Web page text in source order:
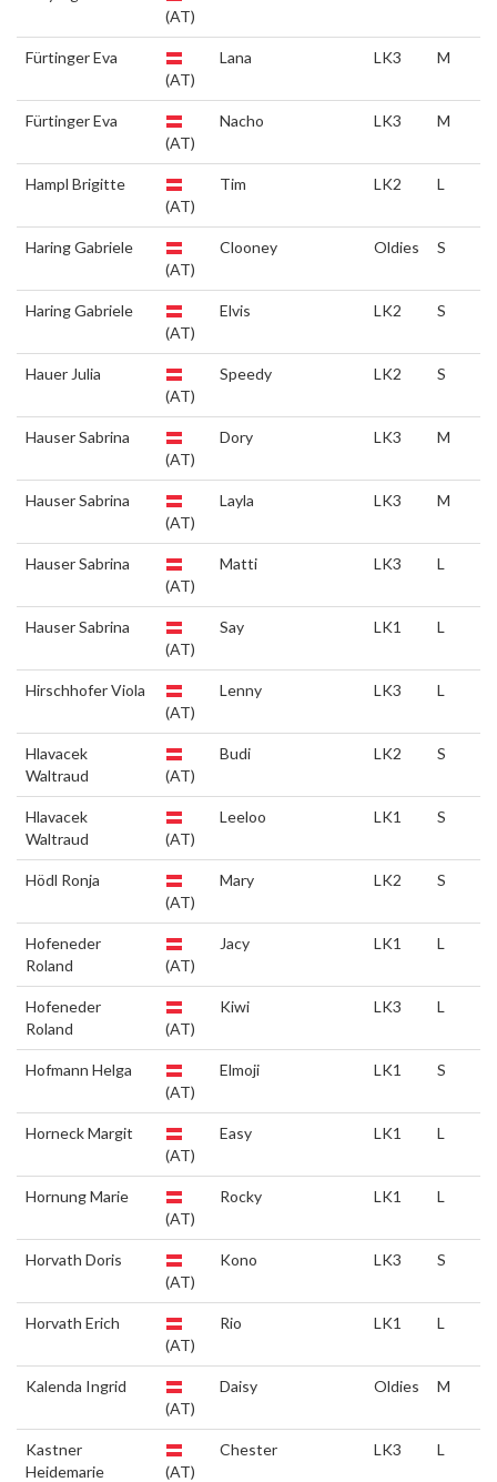
(AT)
Fürtinger Eva
(AT)
Lana LK3 M
Fürtinger Eva
(AT)
Nacho LK3 M
Hampl Brigitte
(AT)
Tim LK2 L
Haring Gabriele
(AT)
Clooney Oldies S
Haring Gabriele
(AT)
Elvis LK2 S
Hauer Julia
(AT)
Speedy LK2 S
Hauser Sabrina
(AT)
Dory LK3 M
Hauser Sabrina
(AT)
Layla LK3 M
Hauser Sabrina
(AT)
Matti LK3 L
Hauser Sabrina
(AT)
Say LK1 L
Hirschhofer Viola
(AT)
Lenny LK3 L
Hlavacek
Waltraud
(AT)
Budi LK2 S
Hlavacek
Waltraud
(AT)
Leeloo LK1 S
Hödl Ronja
(AT)
Mary LK2 S
Hofeneder
Roland
(AT)
Jacy LK1 L
Hofeneder
Roland
(AT)
Kiwi LK3 L
Hofmann Helga
(AT)
Elmoji LK1 S
Horneck Margit
(AT)
Easy LK1 L
Hornung Marie
(AT)
Rocky LK1 L
Horvath Doris
(AT)
Kono LK3 S
Horvath Erich
(AT)
Rio LK1 L
Kalenda Ingrid
(AT)
Daisy Oldies M
Kastner
Heidemarie
(AT)
Chester LK3 L